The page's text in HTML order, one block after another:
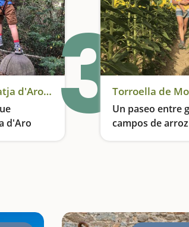
Castell d'Aro, Platja d'Aro y S'Agaró
d'Aro
Circuitos entre los árboles, tirolinas, puentes colgantes, rocódromos y mucho más 3Torroella de
Un paseo entre
campos de